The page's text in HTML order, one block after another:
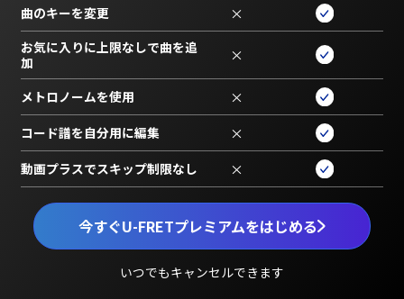
今すぐU-FRETプレミアムをはじめる
いつでもキャンセルできます
曲のキーを変更 ×
お気に入りに上限なしで曲を追
加
×
メトロノームを使用 ×
コード譜を自分用に編集 ×
動画プラスでスキップ制限なし ×